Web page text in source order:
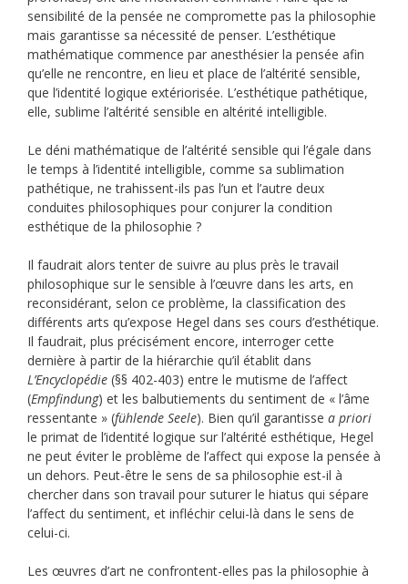
sensibilité de la pensée ne compromette pas la philosophie
mais garantisse sa nécessité de penser. L’esthétique
mathématique commence par anesthésier la pensée afin
qu’elle ne rencontre, en lieu et place de l’altérité sensible,
que l’identité logique extériorisée. L’esthétique pathétique,
elle, sublime l’altérité sensible en altérité intelligible.
Le déni mathématique de l’altérité sensible qui l’égale dans
le temps à l’identité intelligible, comme sa sublimation
pathétique, ne trahissent-ils pas l’un et l’autre deux
conduites philosophiques pour conjurer la condition
esthétique de la philosophie ?
Il faudrait alors tenter de suivre au plus près le travail
philosophique sur le sensible à l’œuvre dans les arts, en
reconsidérant, selon ce problème, la classification des
différents arts qu’expose Hegel dans ses cours d’esthétique.
Il faudrait, plus précisément encore, interroger cette
dernière à partir de la hiérarchie qu’il établit dans
L’Encyclopédie (§§ 402-403) entre le mutisme de l’affect
(Empfindung) et les balbutiements du sentiment de « l’âme
ressentante » (fühlende Seele). Bien qu’il garantisse a priori
le primat de l’identité logique sur l’altérité esthétique, Hegel
ne peut éviter le problème de l’affect qui expose la pensée à
un dehors. Peut-être le sens de sa philosophie est-il à
chercher dans son travail pour suturer le hiatus qui sépare
l’affect du sentiment, et infléchir celui-là dans le sens de
celui-ci.
Les œuvres d’art ne confrontent-elles pas la philosophie à